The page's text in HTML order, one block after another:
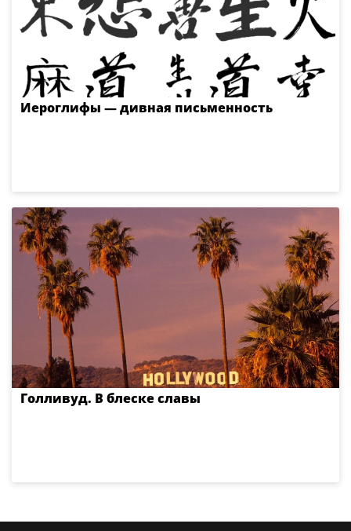
Иероглифы — дивная письменность
Голливуд. В блеске славы